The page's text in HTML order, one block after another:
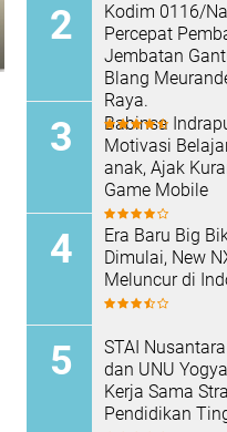
Kodim 0116/
Percepat
Jembatan
Blang
Raya.
Babinsa
Motivasi
anak, Ajak
Game Mobile
Era Baru Big
Dimulai, New
Meluncur di
STAI
dan UNU
Kerja Sama
Pendidikan